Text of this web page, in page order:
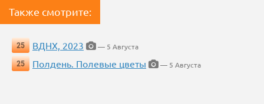
Также смотрите:
25 ВДНХ, 2023
— 5 Августа
25
Полдень. Полевые цветы — 5 Августа